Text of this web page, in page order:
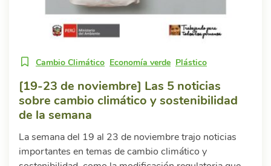
Cambio Climático Economía verde Plástico
[19-23 de noviembre] Las 5 noticias
sobre cambio climático y sostenibilidad
de la semana
La semana del 19 al 23 de noviembre trajo noticias
importantes en temas de cambio climático y